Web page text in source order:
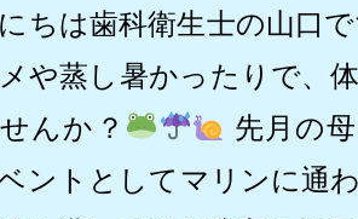
ちは歯科衛生士の山口
や蒸し暑かったりで、
んか？
先月の
ントとしてマリンに通